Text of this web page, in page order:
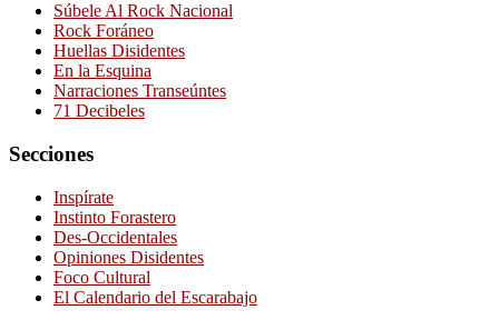
Súbele Al Rock Nacional
Rock Foráneo
Huellas Disidentes
En la Esquina
Narraciones Transeúntes
71 Decibeles
Secciones
Inspírate
Instinto Forastero
Des-Occidentales
Opiniones Disidentes
Foco Cultural
El Calendario del Escarabajo